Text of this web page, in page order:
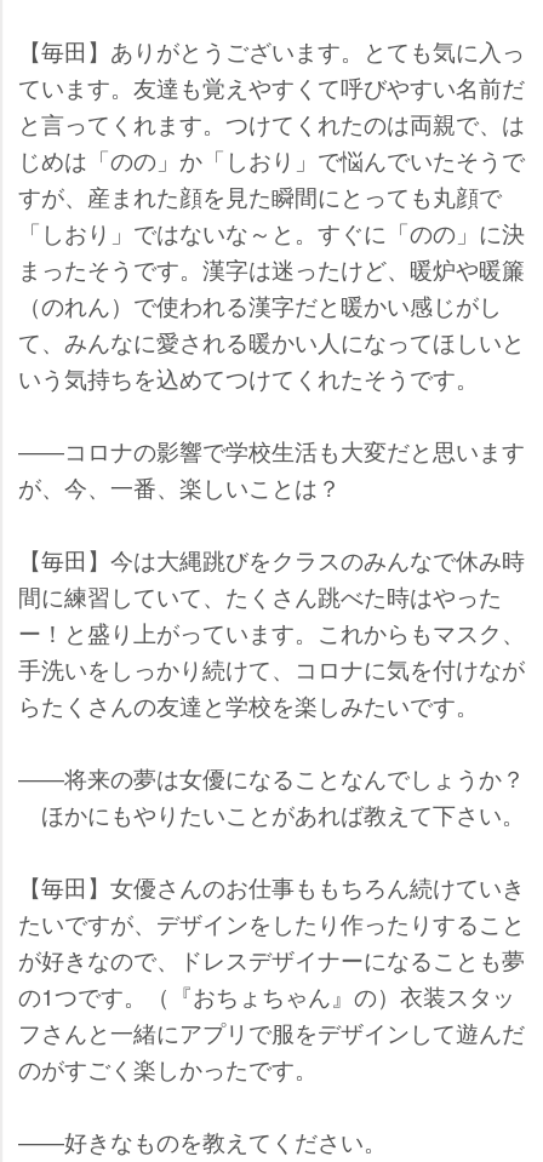
【毎田】ありがとうございます。とても気に入っ
ています。友達も覚えやすくて呼びやすい名前だ
と言ってくれます。つけてくれたのは両親で、は
じめは「のの」か「しおり」で悩んでいたそうで
すが、産まれた顔を見た瞬間にとっても丸顔で
「しおり」ではないな～と。すぐに「のの」に決
まったそうです。漢字は迷ったけど、暖炉や暖簾
（のれん）で使われる漢字だと暖かい感じがし
て、みんなに愛される暖かい人になってほしいと
いう気持ちを込めてつけてくれたそうです。
――コロナの影響で学校生活も大変だと思います
が、今、一番、楽しいことは？
【毎田】今は大縄跳びをクラスのみんなで休み時
間に練習していて、たくさん跳べた時はやった
ー！と盛り上がっています。これからもマスク、
手洗いをしっかり続けて、コロナに気を付けなが
らたくさんの友達と学校を楽しみたいです。
――将来の夢は女優になることなんでしょうか？
ほかにもやりたいことがあれば教えて下さい。
【毎田】女優さんのお仕事ももちろん続けていき
たいですが、デザインをしたり作ったりすること
が好きなので、ドレスデザイナーになることも夢
の1つです。（『おちょちゃん』の）衣装スタッ
フさんと一緒にアプリで服をデザインして遊んだ
のがすごく楽しかったです。
――好きなものを教えてください。